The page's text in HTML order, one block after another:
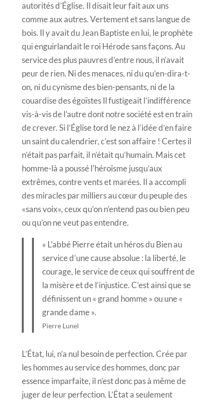
autorités d’Église. Il disait leur fait aux uns
comme aux autres. Vertement et sans langue de
bois. Il y avait du Jean Baptiste en lui, le prophète
qui enguirlandait le roi Hérode sans façons. Au
service des plus pauvres d’entre nous, il n’avait
peur de rien. Ni des menaces, ni du qu’en-dira-t-
on, ni du cynisme des bien-pensants, ni de la
couardise des égoïstes Il fustigeait l’indifférence
vis-à-vis de l’autre dont notre société est en train
de crever. Si l’Église tord le nez à l’idée d’en faire
un saint du calendrier, c’est son affaire ! Certes il
n’était pas parfait, il n’était qu’humain. Mais cet
homme-là a poussé l’héroïsme jusqu’aux
extrêmes, contre vents et marées. Il a accompli
des miracles par milliers au cœur du peuple des
«sans voix», ceux qu’on n’entend pas ou bien peu
ou qu’on ne veut pas entendre.
« L’abbé Pierre était un héros du Bien au
service d’une cause absolue : la liberté, le
courage, le service de ceux qui souffrent de
la misère et de l’injustice. C’est ainsi que se
définissent un « grand homme » ou une «
grande dame ».
Pierre Lunel
L’État, lui, n’a nul besoin de perfection. Crée par
les hommes au service des hommes, donc par
essence imparfaite, il n’est donc pas à même de
juger de leur perfection. L’État a seulement